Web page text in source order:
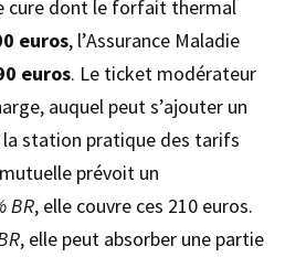
cure dont le forfait thermal
euros, l’Assurance Maladie
euros. Le ticket modérateur
auquel peut s’ajouter un
station pratique des tarifs
prévoit un
BR, elle couvre ces 210 euros.
, elle peut absorber une partie